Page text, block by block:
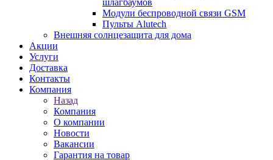
шлагбаумов
Модули беспроводной связи GSM
Пульты Alutech
Внешняя солнцезащита для дома
Акции
Услуги
Доставка
Контакты
Компания
Назад
Компания
О компании
Новости
Вакансии
Гарантия на товар